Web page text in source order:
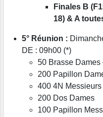
Finales B
18) & A
5° Réunion :
DE : 09h00 (*)
50 Brasse Dames
200 Papillon
400 4N Messieurs
200 Dos Dames
100 Papillon